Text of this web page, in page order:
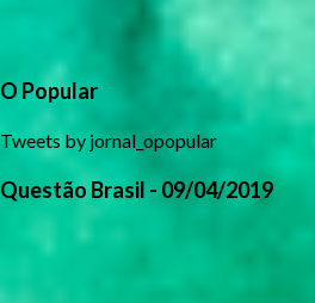
O Popular
Tweets by jornal_opopular
Questão Brasil - 09/04/2019